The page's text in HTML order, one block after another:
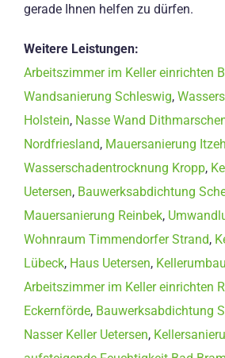
gerade Ihnen helfen zu dürfen.
Weitere Leistungen:
Arbeitszimmer im Keller einrichten
Wandsanierung Schleswig,
Holstein, Nasse Wand
Nordfriesland, Mauersanierung
Wasserschadentrocknung Kropp,
Uetersen, Bauwerksabdichtung
Mauersanierung Reinbek,
Wohnraum Timmendorfer Strand,
Lübeck, Haus Uetersen,
Arbeitszimmer im Keller einrichten
Eckernförde, Bauwerksabdichtung
Nasser Keller Uetersen,